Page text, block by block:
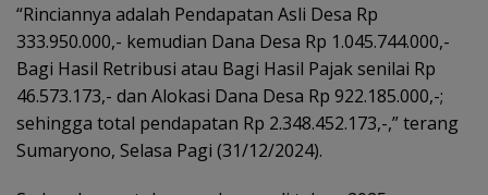
“Rinciannya adalah Pendapatan Asli Desa Rp
333.950.000,- kemudian Dana Desa Rp 1.045.744.000,-
Bagi Hasil Retribusi atau Bagi Hasil Pajak senilai Rp
46.573.173,- dan Alokasi Dana Desa Rp 922.185.000,-;
sehingga total pendapatan Rp 2.348.452.173,-,” terang
Sumaryono, Selasa Pagi (31/12/2024).